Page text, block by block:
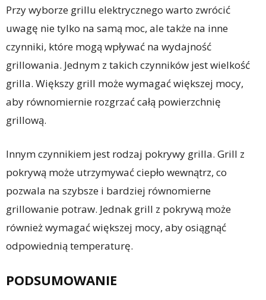
Przy wyborze grillu elektrycznego warto zwrócić
uwagę nie tylko na samą moc, ale także na inne
czynniki, które mogą wpływać na wydajność
grillowania. Jednym z takich czynników jest wielkość
grilla. Większy grill może wymagać większej mocy,
aby równomiernie rozgrzać całą powierzchnię
grillową.
Innym czynnikiem jest rodzaj pokrywy grilla. Grill z
pokrywą może utrzymywać ciepło wewnątrz, co
pozwala na szybsze i bardziej równomierne
grillowanie potraw. Jednak grill z pokrywą może
również wymagać większej mocy, aby osiągnąć
odpowiednią temperaturę.
PODSUMOWANIE